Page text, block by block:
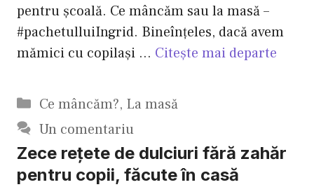
pentru școală. Ce mâncăm sau la masă –
#pachetulluiIngrid. Bineînțeles, dacă avem
mămici cu copilași … Citește mai departe
Categorii
Ce mâncăm?, La masă
Un comentariu
Zece reţete de dulciuri fără zahăr
pentru copii, făcute în casă